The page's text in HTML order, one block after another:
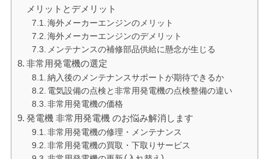
メリットとデメリット
海外メーカーエンジンのメリット
海外メーカーエンジンのデメリット
メンテナンスの補修部品供給に懸念が生じる
非常用発電機の選定
納入後のメンテナンスサポートが期待できるか
電気設備の点検と非常用発電機の点検整備の違い
非常用発電機の価格
発電機 非常用発電機 のお悩み解消します
非常用発電機の修理・メンテナンス
非常用発電機の買取・下取りサービス